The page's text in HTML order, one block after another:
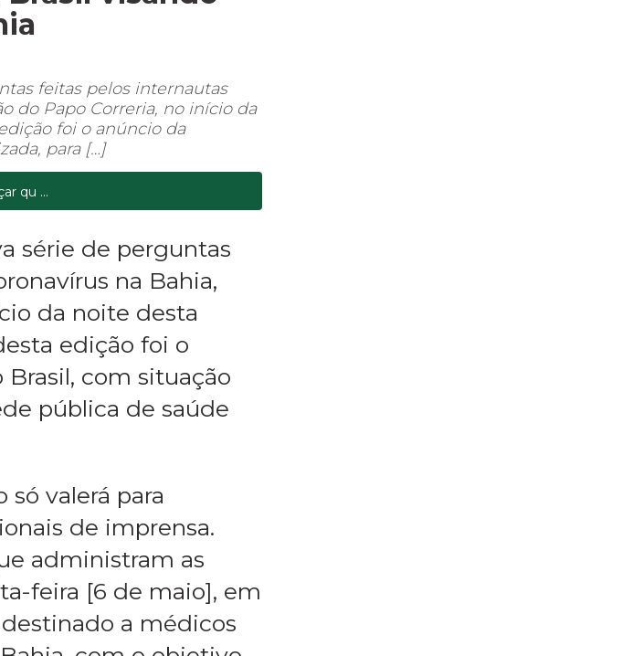
feitas pelos internautas
do Papo Correria, no início da
foi o anúncio da
para […]
qu ...
série de perguntas
na Bahia,
da noite desta
edição foi o
com situação
pública de saúde
valerá para
de imprensa.
administram as
feira [6 de maio], em
a médicos